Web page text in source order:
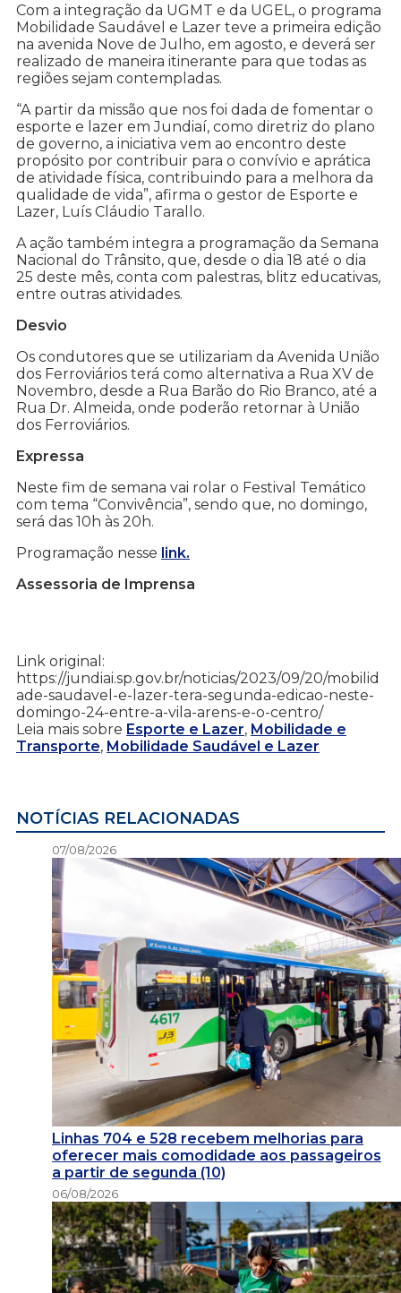
Com a integração da UGMT e da UGEL, o programa
Mobilidade Saudável e Lazer teve a primeira edição
na avenida Nove de Julho, em agosto, e deverá ser
realizado de maneira itinerante para que todas as
regiões sejam contempladas.
“A partir da missão que nos foi dada de fomentar o
esporte e lazer em Jundiaí, como diretriz do plano
de governo, a iniciativa vem ao encontro deste
propósito por contribuir para o convívio e aprática
de atividade física, contribuindo para a melhora da
qualidade de vida”, afirma o gestor de Esporte e
Lazer, Luís Cláudio Tarallo.
A ação também integra a programação da Semana
Nacional do Trânsito, que, desde o dia 18 até o dia
25 deste mês, conta com palestras, blitz educativas,
entre outras atividades.
Desvio
Os condutores que se utilizariam da Avenida União
dos Ferroviários terá como alternativa a Rua XV de
Novembro, desde a Rua Barão do Rio Branco, até a
Rua Dr. Almeida, onde poderão retornar à União
dos Ferroviários.
Expressa
Neste fim de semana vai rolar o Festival Temático
com tema “Convivência”, sendo que, no domingo,
será das 10h às 20h.
Programação nesse link.
Assessoria de Imprensa
Link original:
https://jundiai.sp.gov.br/noticias/2023/09/20/mobilid
ade-saudavel-e-lazer-tera-segunda-edicao-neste-
domingo-24-entre-a-vila-arens-e-o-centro/
Leia mais sobre Esporte e Lazer, Mobilidade e
Transporte, Mobilidade Saudável e Lazer
NOTÍCIAS RELACIONADAS
07/08/2026
Linhas 704 e 528 recebem melhorias para
oferecer mais comodidade aos passageiros
a partir de segunda (10)
06/08/2026